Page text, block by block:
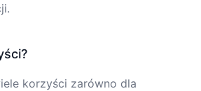
korzyści zarówno dla